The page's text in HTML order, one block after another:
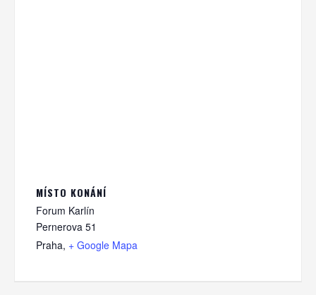
MÍSTO KONÁNÍ
Forum Karlín
Pernerova 51
Praha, + Google Mapa